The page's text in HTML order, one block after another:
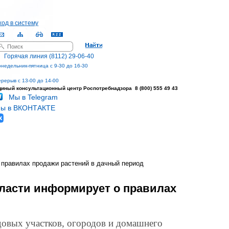
в систему
поиска
Горячая линия (8112) 29-06-40
пятница с 9-30 до 16-30
с 13-00 до 14-00
консультационный центр Роспотребнадзора 8 (800) 555 49 43
Мы в Telegram
в ВКОНТАКТЕ
продажи растений в дачный период
информирует о правилах
участков, огородов и домашнего